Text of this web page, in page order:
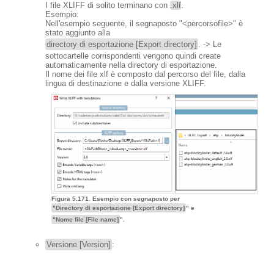
I file XLIFF di solito terminano con .xlf.
Esempio:
Nell'esempio seguente, il segnaposto "<percorsofile>" è
stato aggiunto alla
directory di esportazione [Export directory] . -> Le
sottocartelle corrispondenti vengono quindi create
automaticamente nella directory di esportazione.
Il nome dei file xlf è composto dal percorso del file, dalla
lingua di destinazione e dalla versione XLIFF.
Figura 5.171. Esempio con segnaposto per
"Directory di esportazione [Export directory]" e
"Nome file [File name]".
Versione [Version] :